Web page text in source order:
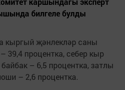
билгеле булды
кыргый җәнлекләр саны
39,4 процентка, себер кыр
– 6,5 процентка, затлы
– 2,6 процентка.